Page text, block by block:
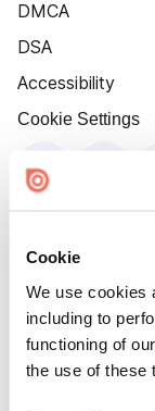
Cookie
We use cookies
including to
functioning of
the use of these
DMCA
DSA
Accessibility
Cookie Settings